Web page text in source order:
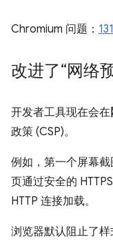
Chromium 问题：
改进了“网络
开发者工具现在会在
政策 (CSP)。
例如，第一个屏幕
页通过安全的
HTTP 连接加载。
浏览器默认阻止了